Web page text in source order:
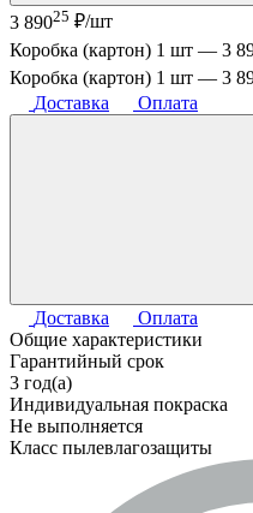
3 89025 ₽/шт
Коробка (картон) 1 шт — 3
Коробка (картон) 1 шт — 3
Доставка
Оплата
Доставка
Оплата
Общие характеристики
Гарантийный срок
3 год(а)
Индивидуальная покраска
Не выполняется
Класс пылевлагозащиты